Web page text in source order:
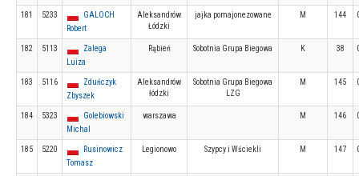
181 5233
GALOCH
Robert
Aleksandrów
Łódzki
jajka pomajonezowane M 144
182 5113
Zalega
Luiza
Rąbień Sobotnia Grupa Biegowa K 38
183 5116
Zduńczyk
Zbyszek
Aleksandrów
łódzki
Sobotnia Grupa Biegowa
LZG
M 145
184 5323
Golebiowski
Michal
warszawa M 146
185 5220
Rusinowicz
Tomasz
Legionowo Szypcy i Wściekli M 147